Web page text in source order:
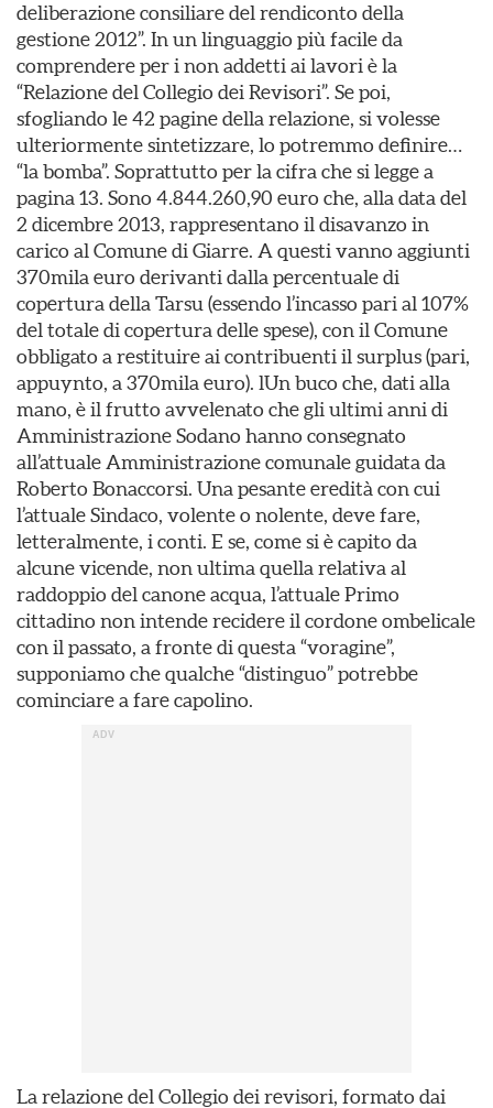
deliberazione consiliare del rendiconto della
gestione 2012”. In un linguaggio più facile da
comprendere per i non addetti ai lavori è la
“Relazione del Collegio dei Revisori”. Se poi,
sfogliando le 42 pagine della relazione, si volesse
ulteriormente sintetizzare, lo potremmo definire…
“la bomba”. Soprattutto per la cifra che si legge a
pagina 13. Sono 4.844.260,90 euro che, alla data del
2 dicembre 2013, rappresentano il disavanzo in
carico al Comune di Giarre. A questi vanno aggiunti
370mila euro derivanti dalla percentuale di
copertura della Tarsu (essendo l’incasso pari al 107%
del totale di copertura delle spese), con il Comune
obbligato a restituire ai contribuenti il surplus (pari,
appuynto, a 370mila euro). lUn buco che, dati alla
mano, è il frutto avvelenato che gli ultimi anni di
Amministrazione Sodano hanno consegnato
all’attuale Amministrazione comunale guidata da
Roberto Bonaccorsi. Una pesante eredità con cui
l’attuale Sindaco, volente o nolente, deve fare,
letteralmente, i conti. E se, come si è capito da
alcune vicende, non ultima quella relativa al
raddoppio del canone acqua, l’attuale Primo
cittadino non intende recidere il cordone ombelicale
con il passato, a fronte di questa “voragine”,
supponiamo che qualche “distinguo” potrebbe
cominciare a fare capolino.
La relazione del Collegio dei revisori, formato dai